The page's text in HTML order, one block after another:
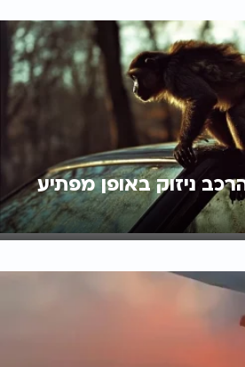
ניזוק באופן מפתיע